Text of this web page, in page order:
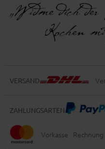
VERSAND
ZAHLUNGSARTEN
Vorkasse Rechnung